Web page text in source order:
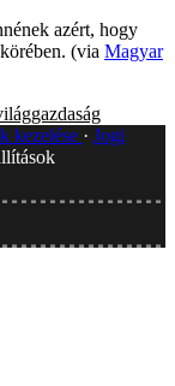
azért, hogy
(via Magyar
kezelése
Jogi